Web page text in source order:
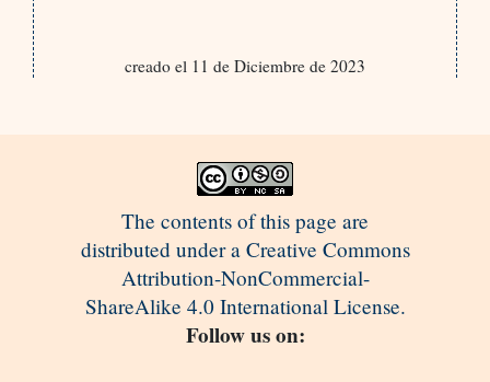
creado el 11 de Diciembre de 2023
The contents of this page are
distributed under a Creative Commons
Attribution-NonCommercial-
ShareAlike 4.0 International License.
Follow us on: